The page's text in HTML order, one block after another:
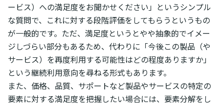
ービス）への満足度をお聞かせください」というシンプル
な質問で、これに対する段階評価をしてもらうというもの
が一般的です。ただ、満足度というとやや抽象的でイメー
ジしづらい部分もあるため、代わりに「今後この製品（や
サービス）を再度利用する可能性はどの程度ありますか」
という継続利用意向を尋ねる形式もあります。
また、価格、品質、サポートなど製品やサービスの特定の
要素に対する満足度を把握したい場合には、要素分解をし